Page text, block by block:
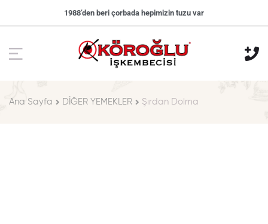
1988’den beri çorbada hepimizin tuzu var
Ana Sayfa DİĞER YEMEKLER Şırdan Dolma